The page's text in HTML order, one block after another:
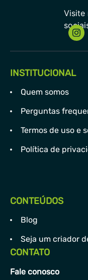
INSTITUCIONAL
Quem somos
Perguntas
Termos de uso e
Política de
CONTEÚDOS
Blog
Seja um criador
CONTATO
Fale conosco